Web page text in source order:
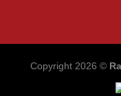
Copyright 2026 ©